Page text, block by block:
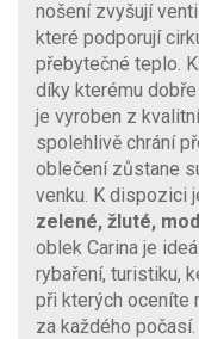
nošení zvyšují
které podporují
přebytečné teplo.
díky kterému
je vyroben z
spolehlivě chrání
oblečení zůstane
venku. K dispozici
zelené, žluté,
oblek Carina je
rybaření, turistiku,
při kterých oceníte
za každého počasí.